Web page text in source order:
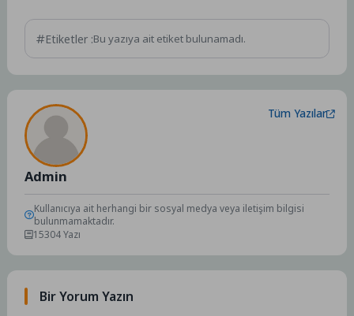
Etiketler :Bu yazıya ait etiket bulunamadı.
Admin
Tüm Yazılar
Kullanıcıya ait herhangi bir sosyal medya veya iletişim bilgisi
bulunmamaktadır.
15304 Yazı
Bir Yorum Yazın